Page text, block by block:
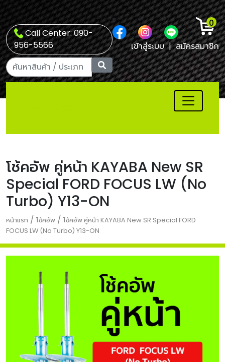
Call Center: 090-
956-5566
0
เข้าสู่ระบบ | สมัครสมาชิก
โช้คอัพ คู่หน้า KAYABA New SR
Special FORD FOCUS LW (No
Turbo) Y13-ON
หน้าแรก / โช้คอัพ / โช้คอัพ คู่หน้า KAYABA New SR Special FORD
FOCUS LW (No Turbo) Y13-ON